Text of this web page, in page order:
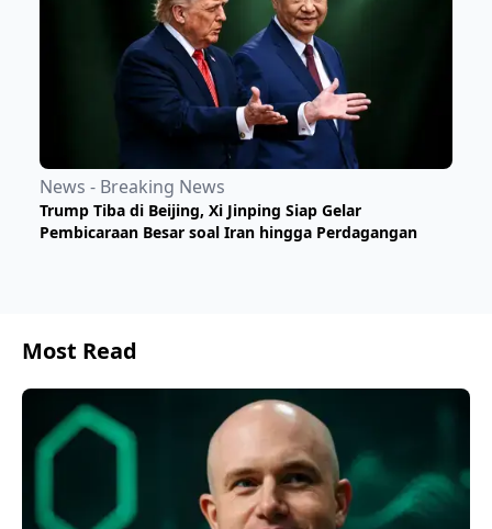
News - Breaking News
Trump Tiba di Beijing, Xi Jinping Siap Gelar
Pembicaraan Besar soal Iran hingga Perdagangan
Most Read